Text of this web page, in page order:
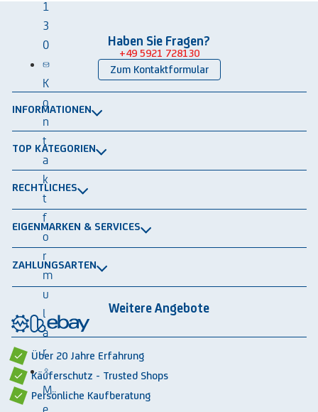
Haben Sie Fragen?
+49 5921 728130
Zum Kontaktformular
INFORMATIONEN
Über uns
Kontakt
Newsletter
Versand & Lieferung
TOP KATEGORIEN
Lagerbühnen
Packtische
Schwerlastregale
Rammschutz
Lagerbehälten
RECHTLICHES
Impressum
Widerrufsrecht
Datenschutz
AGB gewerblich
Cookie-Einstellungen
EIGENMARKEN & SERVICES
GRAVITRAIL
ROBOGRAB
Integrationspartner
Rückbauten & Ankauf gebrauchter Lagertechnik
ZAHLUNGSARTEN
Über 20 Jahre Erfahrung
Käuferschutz - Trusted Shops
Persönliche Kaufberatung
Weitere Angebote
1
3
0
K
o
n
t
a
k
t
f
o
r
m
u
l
a
r
M
e